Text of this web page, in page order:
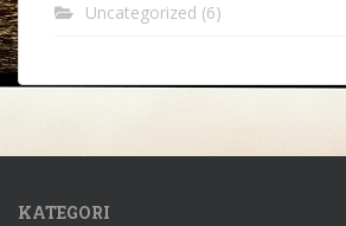
Uncategorized (6)
KATEGORI